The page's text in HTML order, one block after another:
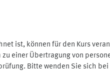
ist, können für den Kurs
einer Übertragung von
Bitte wenden Sie sich